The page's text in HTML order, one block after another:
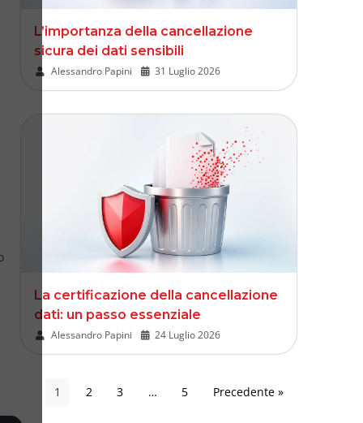
L’importanza della cancellazione
sicura dei dati sensibili
Alessandro Papini 31 Luglio 2026
La certificazione della cancellazione
dati: un passo essenziale
Alessandro Papini 24 Luglio 2026
1 2 3 … 5 Precedente »